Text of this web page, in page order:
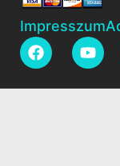
Impresszum